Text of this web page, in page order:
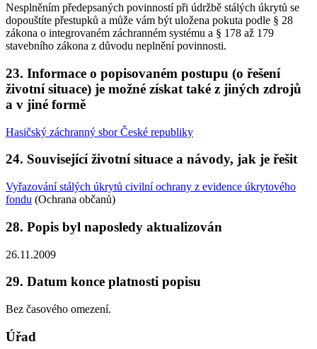
Nesplněním předepsaných povinností při údržbě stálých úkrytů se
dopouštíte přestupků a může vám být uložena pokuta podle § 28
zákona o integrovaném záchranném systému a § 178 až 179
stavebního zákona z důvodu neplnění povinnosti.
23. Informace o popisovaném postupu (o řešení
životní situace) je možné získat také z jiných zdrojů
a v jiné formě
Hasičský záchranný sbor České republiky
24. Související životní situace a návody, jak je řešit
Vyřazování stálých úkrytů civilní ochrany z evidence úkrytového
fondu (Ochrana občanů)
28. Popis byl naposledy aktualizován
26.11.2009
29. Datum konce platnosti popisu
Bez časového omezení.
Úřad